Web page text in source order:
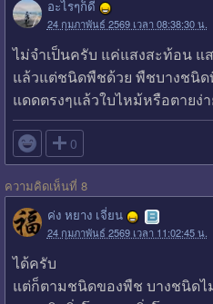
อะไรๆก็ดี
24 กุมภาพันธ์ 2569 เวลา 08:38:30 น.
ไม่จำเป็นครับ แค่แสงสะท้อน แ
แล้วแต่ชนิดพืชด้วย พืชบางชนิ
แดดตรงๆแล้วใบไหม้หรือตายง่
 0
ความคิดเห็นที่ 8
ค่ง หยาง เจี่ยน
24 กุมภาพันธ์ 2569 เวลา 11:02:45 น.
ได้ครับ
แต่ก็ตามชนิดของพืช บางชนิดไ